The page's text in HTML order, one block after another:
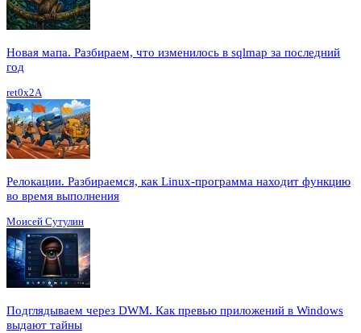
Новая мапа. Разбираем, что изменилось в sqlmap за последний
год
ret0x2A
Релокации. Разбираемся, как Linux-программа находит функцию
во время выполнения
Моисей Сутулин
Подглядываем через DWM. Как превью приложений в Windows
выдают тайны